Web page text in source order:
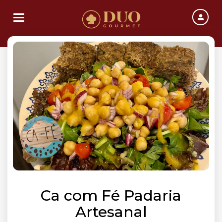
Toggle navigation
Ca com Fé Padaria
Artesanal